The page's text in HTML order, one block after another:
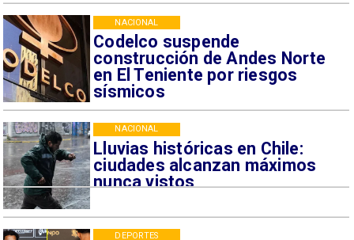
Codelco suspende
construcción de Andes Norte
en El Teniente por riesgos
sísmicos
NACIONAL
Lluvias históricas en Chile:
ciudades alcanzan máximos
nunca vistos
NACIONAL
DEPORTES